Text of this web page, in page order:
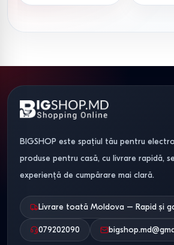
BIGSHOP este spațiul tău pentru
produse pentru casă, cu livrare rapidă,
experiență de cumpărare mai clară.
Livrare toată Moldova – Rapid și
079202090